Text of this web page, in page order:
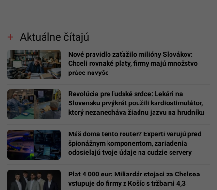
Aktuálne čítajú
Nové pravidlo zaťažilo milióny Slovákov:
Chceli rovnaké platy, firmy majú množstvo
práce navyše
Revolúcia pre ľudské srdce: Lekári na
Slovensku prvýkrát použili kardiostimulátor,
ktorý nezanecháva žiadnu jazvu na hrudníku
Máš doma tento router? Experti varujú pred
špionážnym komponentom, zariadenia
odosielajú tvoje údaje na cudzie servery
Plat 4 000 eur: Miliardár stojaci za Chelsea
vstupuje do firmy z Košíc s tržbami 4,3